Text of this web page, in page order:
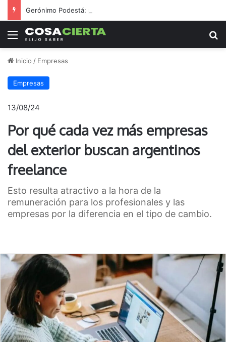
Menú
Inicio / Empresas
Empresas
13/08/24
Por qué cada vez más empresas
del exterior buscan argentinos
freelance
Esto resulta atractivo a la hora de la
remuneración para los profesionales y las
empresas por la diferencia en el tipo de cambio.